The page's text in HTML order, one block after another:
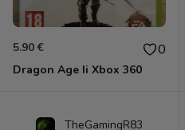
5.90 € 0
Dragon Age Ii Xbox 360
TheGamingR83